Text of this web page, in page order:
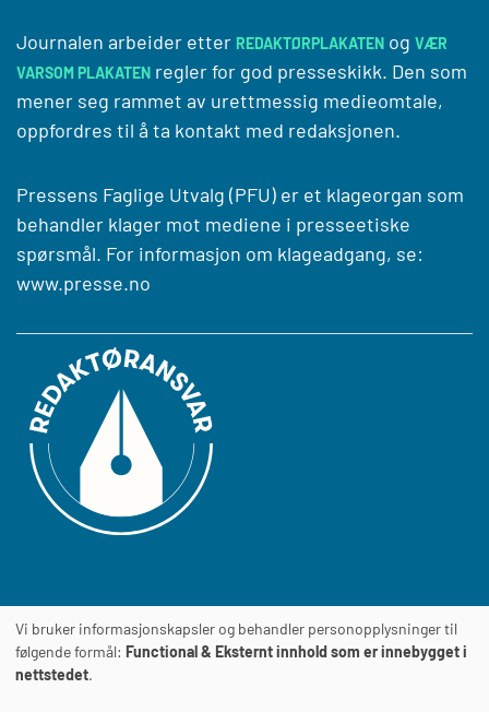
Journalen arbeider etter REDAKTØRPLAKATEN og VÆR
VARSOM PLAKATEN regler for god presseskikk. Den som
mener seg rammet av urettmessig medieomtale,
oppfordres til å ta kontakt med redaksjonen.
Pressens Faglige Utvalg (PFU) er et klageorgan som
behandler klager mot mediene i presseetiske
spørsmål. For informasjon om klageadgang, se:
www.presse.no
JournalensTILGJENGELIGHETSERKLÆRING
Vi bruker informasjonskapsler og behandler personopplysninger til
følgende formål: Functional & Eksternt innhold som er innebygget i
nettstedet.